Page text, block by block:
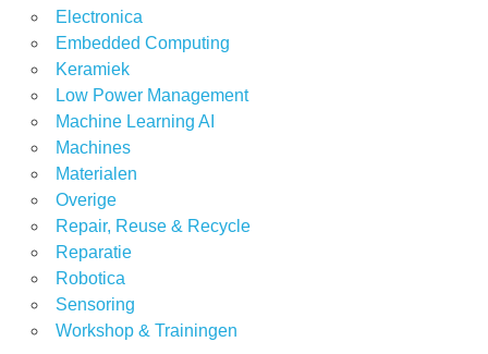
Electronica
Embedded Computing
Keramiek
Low Power Management
Machine Learning AI
Machines
Materialen
Overige
Repair, Reuse & Recycle
Reparatie
Robotica
Sensoring
Workshop & Trainingen